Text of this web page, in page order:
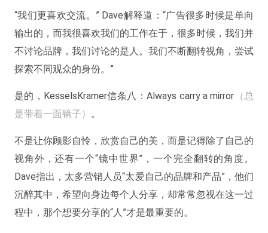
“我们更喜欢交流。” Dave解释道：“广告很多时候是单向
输出的，而我很喜欢我们的工作在于，很多时候，我们并
不讨论品牌，我们讨论的是人。我们不断翻转视角，尝试
探索不同观众的身份。”
是的，KesselsKramer信条八：Always carry a mirror （总
是带着一面镜子） 。
不是让你顾影自怜，欣赏自己的美，而是记得除了自己的
视角外，还有一个“镜中世界”，一个完全翻转的角度。
Dave指出，太多营销人员“太爱自己的品牌和产品”，他们
沉醉其中，希望向身边每个人分享，却常常忽视在这一过
程中，那个想要分享的“人”才是最重要的。